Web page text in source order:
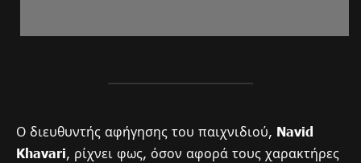
Ο διευθυντής αφήγησης του παιχνιδιού, Navid
Khavari, ρίχνει φως, όσον αφορά τους χαρακτήρες